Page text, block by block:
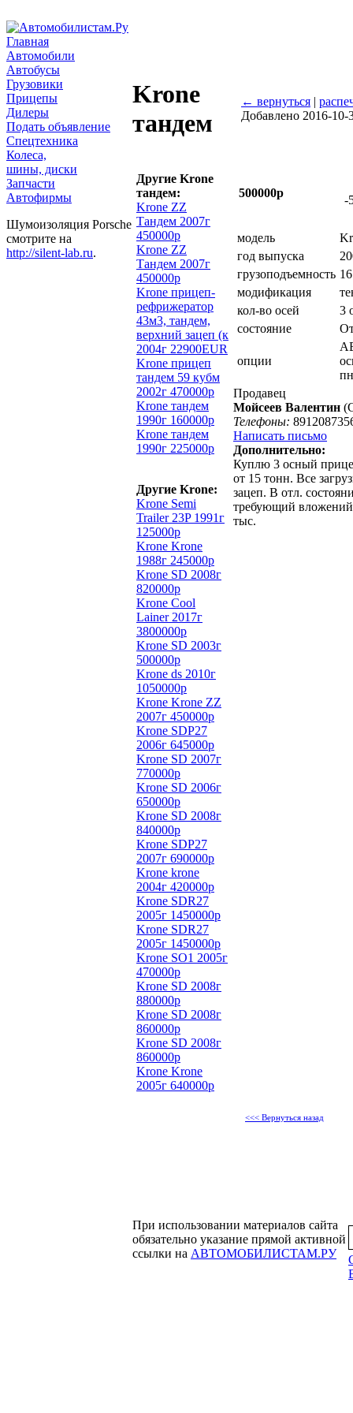
Главная
Автомобили
Автобусы
Грузовики
Прицепы
Дилеры
Подать объявление
Спецтехника
Колеса,
шины, диски
Запчасти
Автофирмы
Шумоизоляция Porsche
смотрите на
http://silent-lab.ru.
Krone
тандем
← вернуться |
Добавлено 2016-10-
Другие Krone
тандем:
Krone ZZ
Тандем 2007г
450000р
Krone ZZ
Тандем 2007г
450000р
Krone прицеп-
рефрижератор
43м3, тандем,
верхний зацеп (к
2004г 22900EUR
Krone прицеп
тандем 59 кубм
2002г 470000р
Krone тандем
1990г 160000р
Krone тандем
1990г 225000р
Другие Krone:
Krone Semi
Trailer 23P 1991г
125000р
Krone Krone
1988г 245000р
Krone SD 2008г
820000р
Krone Cool
Lainer 2017г
3800000р
Krone SD 2003г
500000р
Krone ds 2010г
1050000р
Krone Krone ZZ
2007г 450000р
Krone SDP27
2006г 645000р
Krone SD 2007г
770000р
Krone SD 2006г
650000р
Krone SD 2008г
840000р
Krone SDP27
2007г 690000р
Krone krone
2004г 420000р
Krone SDR27
2005г 1450000р
Krone SDR27
2005г 1450000р
Krone SO1 2005г
470000р
Krone SD 2008г
880000р
Krone SD 2008г
860000р
Krone SD 2008г
860000р
Krone Krone
2005г 640000р
500000р
-
модель
год выпуска
грузоподъемность
модификация
кол-во осей
3
состояние
опции
Продавец
Мойсеев Валентин
Телефоны:
Написать письмо
Дополнительно:
Куплю 3 осный
от 15 тонн. Все
зацеп. В отл.
требующий
тыс.
<<< Вернуться назад
При использовании материалов сайта
обязательно указание прямой активной
ссылки на АВТОМОБИЛИСТАМ.РУ